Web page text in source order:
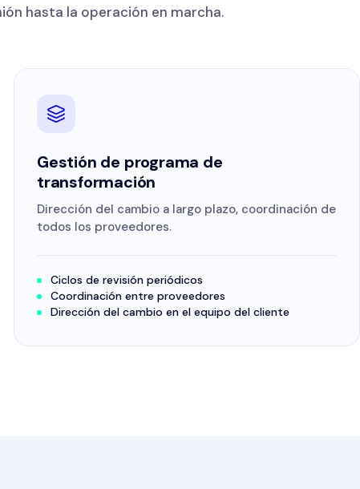
hasta la operación en marcha.
Gestión de programa de
transformación
Dirección del cambio a largo plazo, coordinación de
todos los proveedores.
Ciclos de revisión periódicos
Coordinación entre proveedores
Dirección del cambio en el equipo del cliente